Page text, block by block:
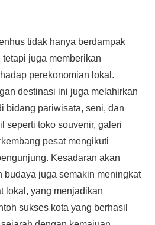
tidak hanya berdampak
juga memberikan
perekonomian lokal.
destinasi ini juga melahirkan
bidang pariwisata, seni, dan
seperti toko souvenir, galeri
pesat mengikuti
Kesadaran akan
budaya juga semakin meningkat
lokal, yang menjadikan
sukses kota yang berhasil